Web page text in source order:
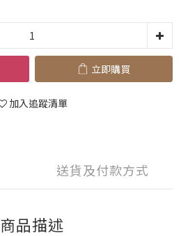
立即購買
加入追蹤清單
送貨及付款方式
商品描述